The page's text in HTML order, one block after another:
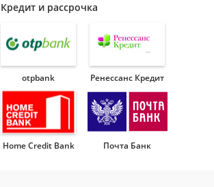
Кредит и рассрочка
otpbank Ренессанс Кредит
Home Credit Bank Почта Банк